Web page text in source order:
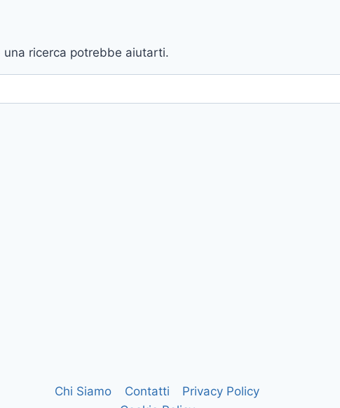
ricerca potrebbe aiutarti.
Chi Siamo Contatti
Privacy Policy